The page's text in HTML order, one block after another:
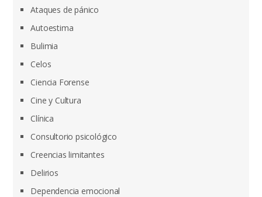
Ataques de pánico
Autoestima
Bulimia
Celos
Ciencia Forense
Cine y Cultura
Clínica
Consultorio psicológico
Creencias limitantes
Delirios
Dependencia emocional